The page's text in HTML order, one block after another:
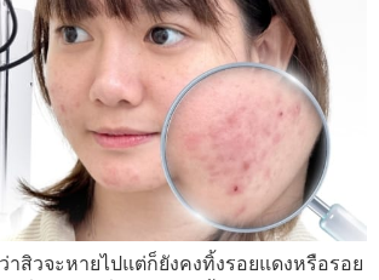
าสิวจะหายไปแต่ก็ยังคงทิ้งรอยแดงหรือรอย